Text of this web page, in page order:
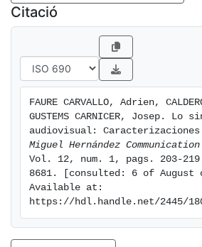
ejemplos audiovisuales de las
resultados obtenidos permiten
estéticas, tendencias y perfiles
según el target al que pueda estar
producto audiovisual.
Citació
FAURE CARVALLO, Adrien,
GUSTEMS CARNICER, Josep.
Miguel Hernández
Vol. 12, num. 1, pags. 203-
8681. [consulted: 6 of August
Available at:
https://hdl.handle.net/2445/